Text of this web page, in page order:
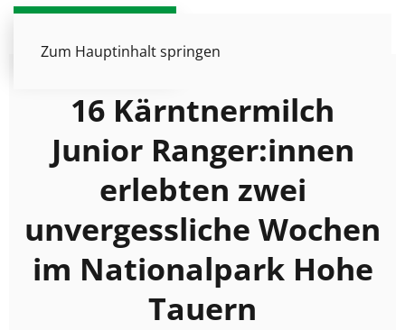
Zum Hauptinhalt springen
16 Kärntnermilch
Junior Ranger:innen
erlebten zwei
unvergessliche Wochen
im Nationalpark Hohe
Tauern